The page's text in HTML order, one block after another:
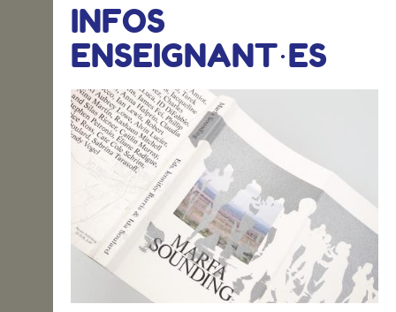
INFOS
ENSEIGNANT·ES